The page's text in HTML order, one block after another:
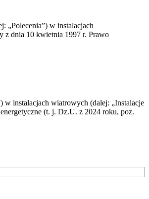
„Polecenia”) w instalacjach
z dnia 10 kwietnia 1997 r. Prawo
w instalacjach wiatrowych (dalej: „Instalacje
(t. j. Dz.U. z 2024 roku, poz.